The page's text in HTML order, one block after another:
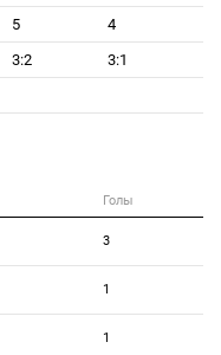
5
4
3:2
3:1
Голы
3
1
1